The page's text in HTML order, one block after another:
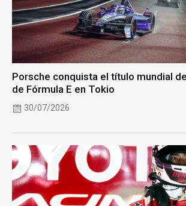
Porsche conquista el título mundial
de Fórmula E en Tokio
30/07/2026